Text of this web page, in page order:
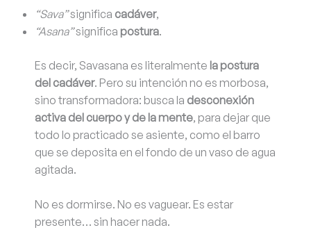
“Sava”significa cadáver,
“Asana”significa postura.
Es decir, Savasana es literalmente la postura
del cadáver. Pero su intención no es morbosa,
sino transformadora: busca la desconexión
activa del cuerpo y de la mente, para dejar que
todo lo practicado se asiente, como el barro
que se deposita en el fondo de un vaso de agua
agitada.
No es dormirse. No es vaguear. Es estar
presente… sin hacer nada.